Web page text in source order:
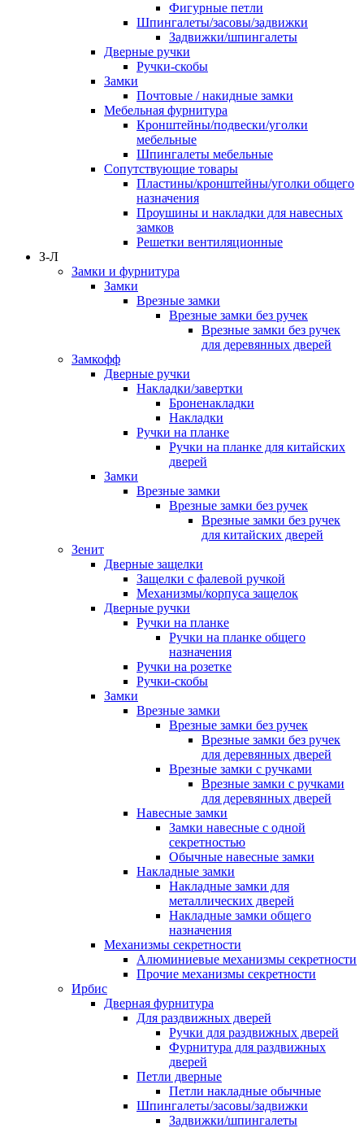
Фигурные петли
Шпингалеты/засовы/задвижки
Задвижки/шпингалеты
Дверные ручки
Ручки-скобы
Замки
Почтовые / накидные замки
Мебельная фурнитура
Кронштейны/подвески/уголки
мебельные
Шпингалеты мебельные
Сопутствующие товары
Пластины/кронштейны/уголки общего
назначения
Проушины и накладки для навесных
замков
Решетки вентиляционные
З-Л
Замки и фурнитура
Замки
Врезные замки
Врезные замки без ручек
Врезные замки без ручек
для деревянных дверей
Замкофф
Дверные ручки
Накладки/завертки
Броненакладки
Накладки
Ручки на планке
Ручки на планке для китайских
дверей
Замки
Врезные замки
Врезные замки без ручек
Врезные замки без ручек
для китайских дверей
Зенит
Дверные защелки
Защелки с фалевой ручкой
Механизмы/корпуса защелок
Дверные ручки
Ручки на планке
Ручки на планке общего
назначения
Ручки на розетке
Ручки-скобы
Замки
Врезные замки
Врезные замки без ручек
Врезные замки без ручек
для деревянных дверей
Врезные замки с ручками
Врезные замки с ручками
для деревянных дверей
Навесные замки
Замки навесные с одной
секретностью
Обычные навесные замки
Накладные замки
Накладные замки для
металлических дверей
Накладные замки общего
назначения
Механизмы секретности
Алюминиевые механизмы секретности
Прочие механизмы секретности
Ирбис
Дверная фурнитура
Для раздвижных дверей
Ручки для раздвижных дверей
Фурнитура для раздвижных
дверей
Петли дверные
Петли накладные обычные
Шпингалеты/засовы/задвижки
Задвижки/шпингалеты